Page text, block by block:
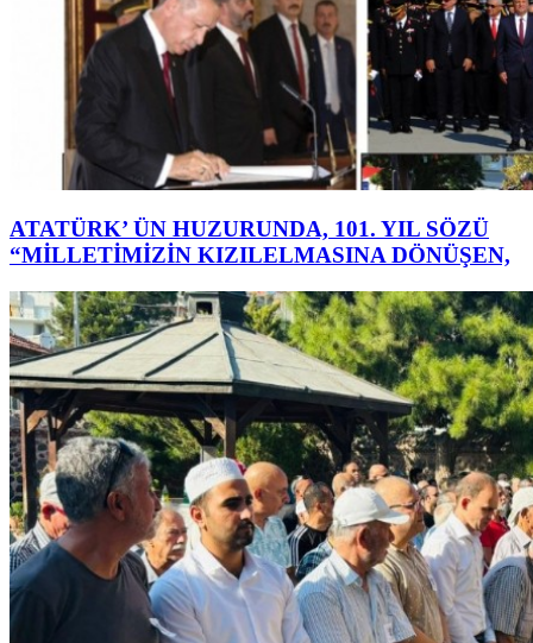
ATATÜRK’ ÜN HUZURUNDA, 101. YIL SÖZÜ
“MİLLETİMİZİN KIZILELMASINA DÖNÜŞEN,